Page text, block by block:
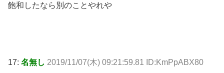
飽和したなら別のことやれや
17: 名無し 2019/11/07(木) 09:21:59.81 ID:KmPpABX80